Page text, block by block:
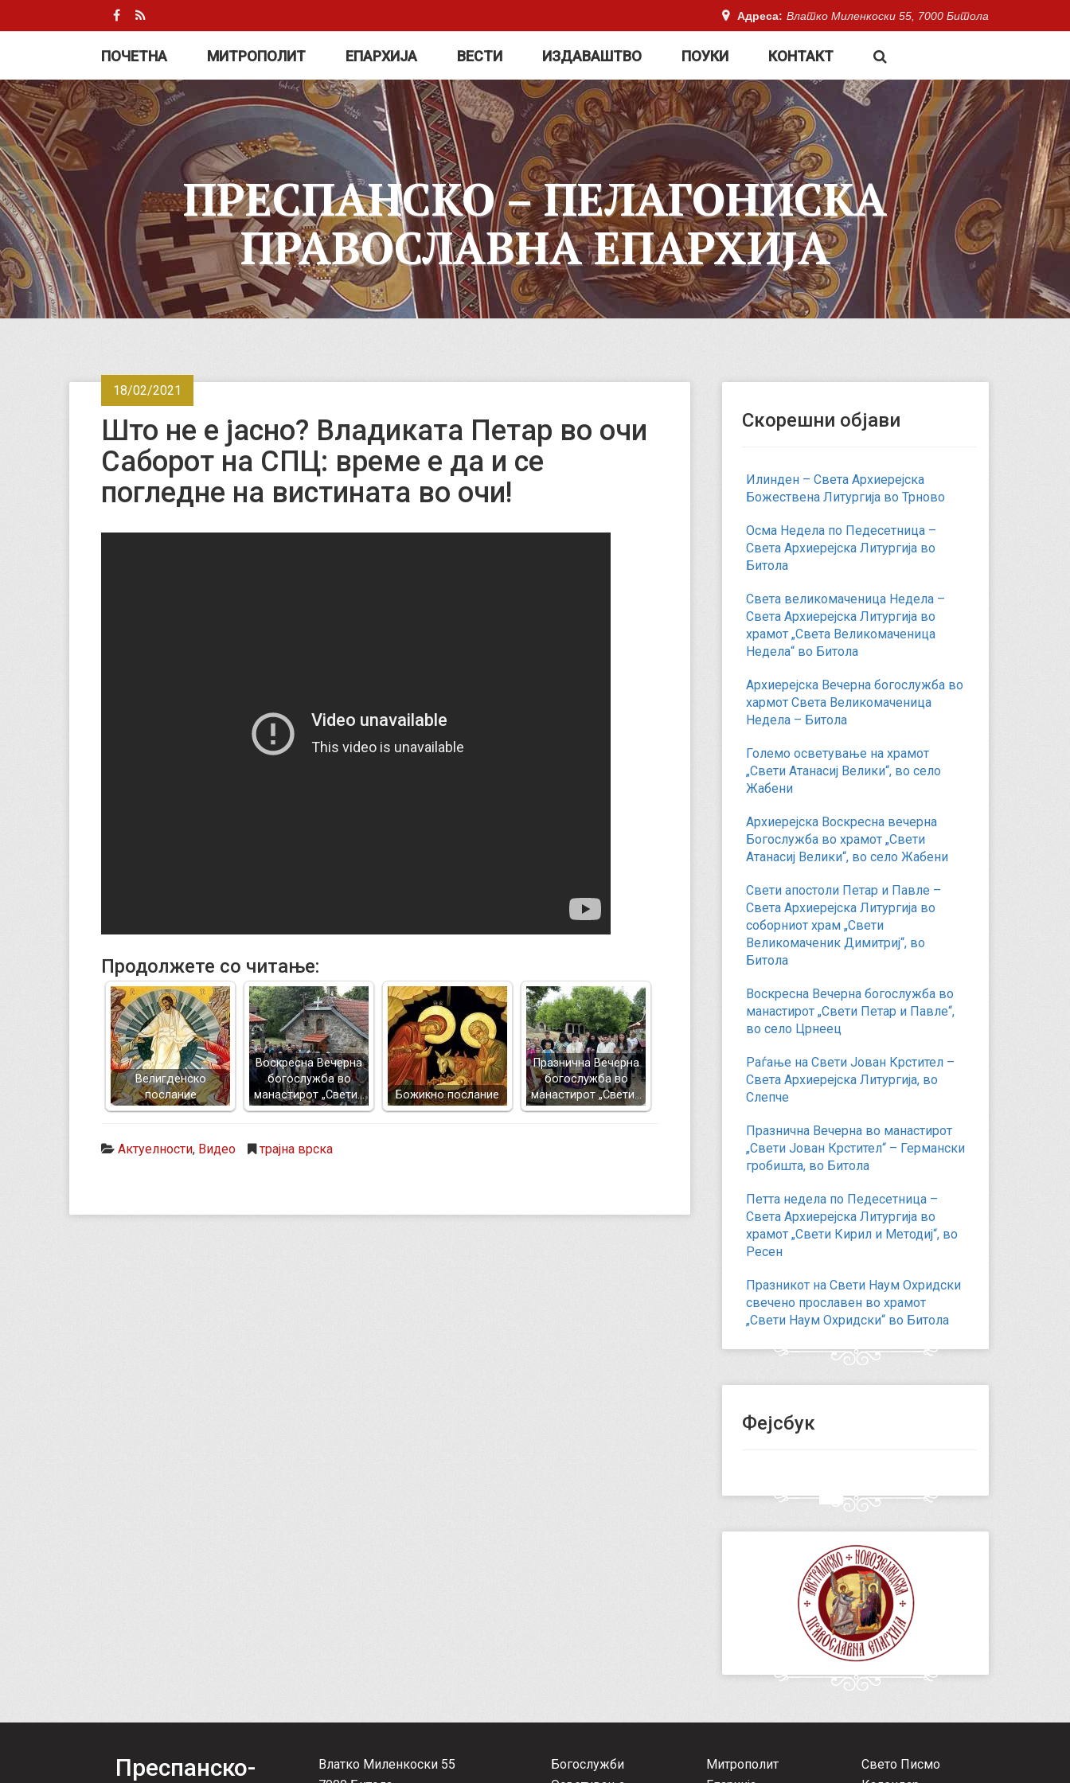
Адреса: Влатко Миленкоски 55, 7000 Битола
ПОЧЕТНА МИТРОПОЛИТ ЕПАРХИЈА ВЕСТИ ИЗДАВАШТВО ПОУКИ КОНТАКТ
ПРЕСПАНСКО – ПЕЛАГОНИСКА
ПРАВОСЛАВНА ЕПАРХИЈА
18/02/2021
Што не е јасно? Владиката Петар во очи
Саборот на СПЦ: време е да и се
погледне на вистината во очи!
Продолжете со читање:
Велигденско
послание
Воскресна Вечерна
богослужба во
манастирот „Свети…
Божикно послание
Празнична Вечерна
богослужба во
манастирот „Свети…
Актуелности, Видео трајна врска
Скорешни објави
Илинден – Света Архиерејска
Божествена Литургија во Трново
Осма Недела по Педесетница –
Света Архиерејска Литургија во
Битола
Света великомаченица Недела –
Света Архиерејска Литургија во
храмот „Света Великомаченица
Недела“ во Битола
Архиерејска Вечерна богослужба во
хармот Света Великомаченица
Недела – Битола
Големо осветување на храмот
„Свети Атанасиј Велики“, во село
Жабени
Архиерејска Воскресна вечерна
Богослужба во храмот „Свети
Атанасиј Велики“, во село Жабени
Свети апостоли Петар и Павле –
Света Архиерејска Литургија во
соборниот храм „Свети
Великомаченик Димитриј“, во
Битола
Воскресна Вечерна богослужба во
манастирот „Свети Петар и Павле“,
во село Црнеец
Раѓање на Свети Јован Крстител –
Света Архиерејска Литургија, во
Слепче
Празнична Вечерна во манастирот
„Свети Јован Крстител“ – Германски
гробишта, во Битола
Петта недела по Педесетница –
Света Архиерејска Литургија во
храмот „Свети Кирил и Методиј“, во
Ресен
Празникот на Свети Наум Охридски
свечено прославен во храмот
„Свети Наум Охридски“ во Битола
Фејсбук
Преспанско-
Влатко Миленкоски 55
Богослужби
Митрополит
Свето Писмо